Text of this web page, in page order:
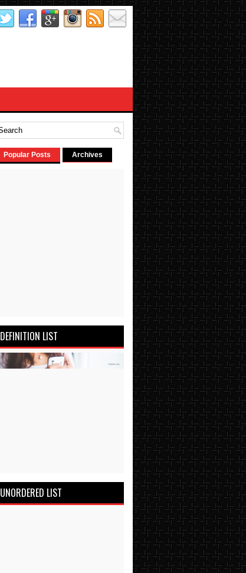
Popular Posts Archives
DEFINITION LIST
UNORDERED LIST